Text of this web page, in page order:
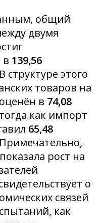
общий
двумя
в 139,56
структуре этого
товаров на
в 74,08
как импорт
65,48
рост на
о
связей
как